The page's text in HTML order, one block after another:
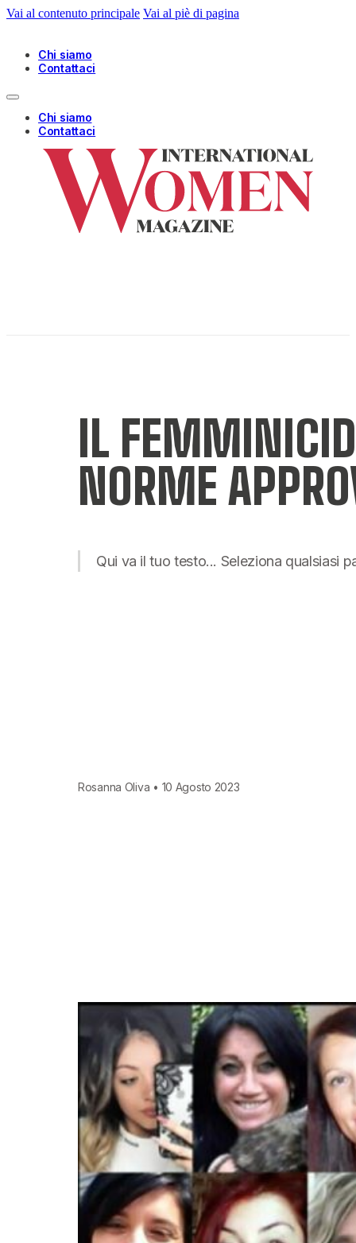
Vai al contenuto principale Vai al piè di pagina
Chi siamo
Contattaci
Chi siamo
Contattaci
IL
NORME
Qui va il tuo testo... Seleziona qualsiasi
Rosanna Oliva • 10 Agosto 2023